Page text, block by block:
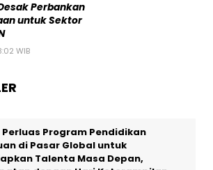
Perbankan
untuk Sektor
WIB
Perluas Program Pendidikan
di Pasar Global untuk
Talenta Masa Depan,